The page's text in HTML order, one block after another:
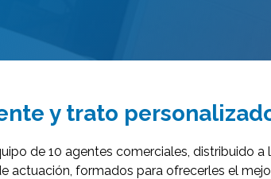
y trato
de 10 agentes comerciales, distribuido a
actuación, formados para ofrecerles el